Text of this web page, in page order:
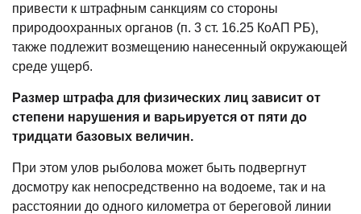
привести к штрафным санкциям со стороны
природоохранных органов (п. 3 ст. 16.25 КоАП РБ),
также подлежит возмещению нанесенный окружающей
среде ущерб.
Размер штрафа для физических лиц зависит от
степени нарушения и варьируется от пяти до
тридцати базовых величин.
При этом улов рыболова может быть подвергнут
досмотру как непосредственно на водоеме, так и на
расстоянии до одного километра от береговой линии